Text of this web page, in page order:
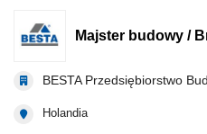
Majster budowy /
BESTA Przedsiębiorstwo
Holandia